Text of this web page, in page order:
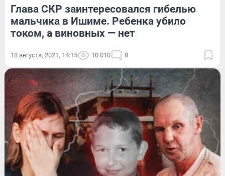
Глава СКР заинтересовался гибелью
мальчика в Ишиме. Ребенка убило
током, а виновных — нет
18 августа, 2021, 14:15 10 010 8